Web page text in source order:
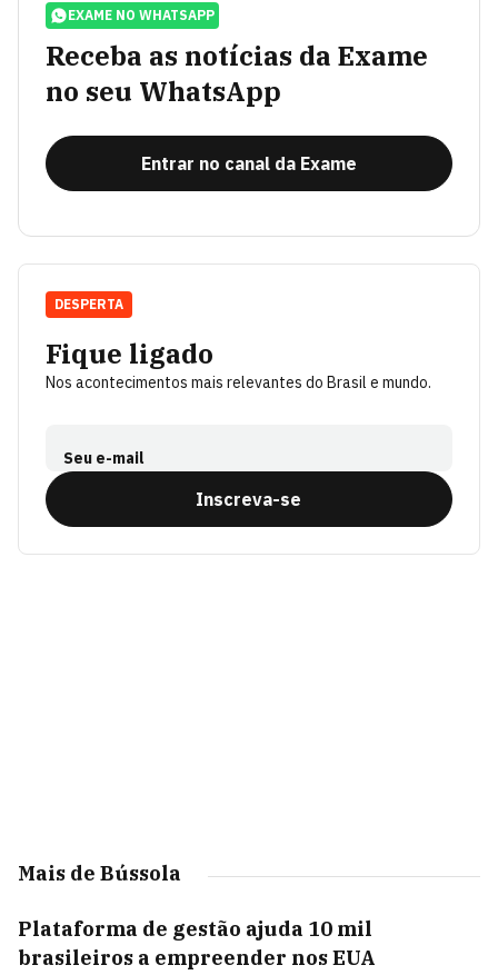
EXAME NO WHATSAPP
Receba as notícias da Exame
no seu WhatsApp
Entrar no canal da Exame
Fique ligado
Nos acontecimentos mais relevantes do Brasil e mundo.
Seu e-mail
Inscreva-se
DESPERTA
Mais de Bússola
Plataforma de gestão ajuda 10 mil
brasileiros a empreender nos EUA